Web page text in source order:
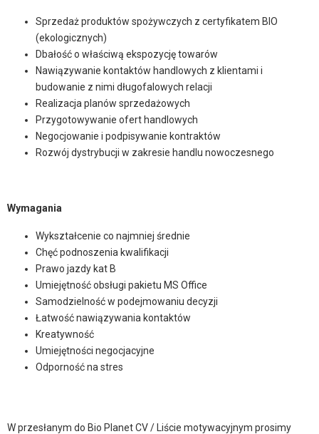
Sprzedaż produktów spożywczych z certyfikatem BIO
(ekologicznych)
Dbałość o właściwą ekspozycję towarów
Nawiązywanie kontaktów handlowych z klientami i
budowanie z nimi długofalowych relacji
Realizacja planów sprzedażowych
Przygotowywanie ofert handlowych
Negocjowanie i podpisywanie kontraktów
Rozwój dystrybucji w zakresie handlu nowoczesnego
Wymagania
Wykształcenie co najmniej średnie
Chęć podnoszenia kwalifikacji
Prawo jazdy kat B
Umiejętność obsługi pakietu MS Office
Samodzielność w podejmowaniu decyzji
Łatwość nawiązywania kontaktów
Kreatywność
Umiejętności negocjacyjne
Odporność na stres
W przesłanym do Bio Planet CV / Liście motywacyjnym prosimy